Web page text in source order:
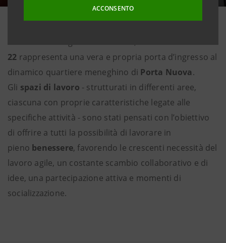
ACCONSENTO
22 rappresenta una vera e propria porta d’ingresso al
dinamico quartiere meneghino di Porta Nuova.
Gli spazi di lavoro - strutturati in differenti aree,
ciascuna con proprie caratteristiche legate alle
specifiche attività - sono stati pensati con l’obiettivo
di offrire a tutti la possibilità di lavorare in
pieno benessere, favorendo le crescenti necessità del
lavoro agile, un costante scambio collaborativo e di
idee, una partecipazione attiva e momenti di
socializzazione.